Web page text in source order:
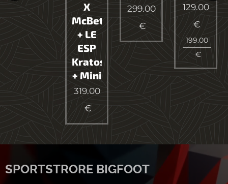
X
McBeth
+ LE
ESP
Kratos
+ Mini
319.00
€
299.00
€
129.00
€
199.00
€
SPORTSTRORE BIGFOOT